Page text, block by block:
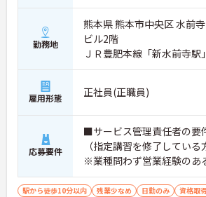
勤務地
熊本県 熊本市中央区 水前
ビル2階
ＪＲ豊肥本線「新水前寺駅
雇用形態 正社員(正職員)
応募要件
■サービス管理責任者の要
（指定講習を修了してい
※業種問わず営業経験のあ
援・直接支援の経験がある
駅から徒歩10分以内 残業少なめ 日勤のみ 資格取